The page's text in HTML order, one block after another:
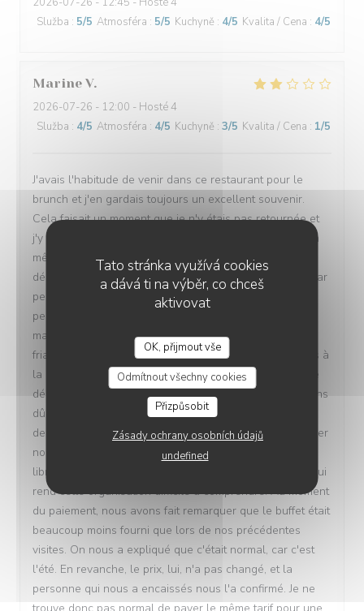
Tato stránka využívá cookies
a dává ti na výběr, co chceš
aktivovat
OK, přijmout vše
Odmítnout všechny cookies
Přizpůsobit
Zásady ochrany osobních údajů
undefined
Služba : 5/5 Atmosféra : 5/5 Kuchyně : 4/5 Kvalita / Cena : 4/5
Marine V
2026-07-26 - 12:00 - Hosté 4
Služba : 4/5 Atmosféra : 4/5 Kuchyně : 3/5 Kvalita / Cena : 1/5
J'avais l'habitude de venir dans ce restaurant pour le
brunch et j'en gardais toujours un excellent souvenir.
Cela faisait un moment que je n'y étais pas retournée et
j'y suis revenue avec plaisir, convaincue d'y retrouver la
même qualité. Malheureusement, cette fois-ci, la
déception a été totale. Pour un brunch à plus de 30 € par
personne, le choix est devenu extrêmement limité : très
peu de salades, très peu de desserts, des gaufres
manifestement industrielles, simplement réchauffées,
friables et sans aucun goût. L'offre n'est clairement plus à
la hauteur du prix demandé. Le service a également été
décevant. Les tables restaient encombrées et nous avons
dû les débarrasser nous-mêmes. Lorsque nous avons
demandé une bouteille d'eau, il nous a été indiqué d'aller
nous servir. Je peux comprendre un fonctionnement en
libre-service, mais le restaurant était presque vide, ce qui
rend cette organisation difficile à comprendre. Au moment
du paiement, nous avons fait remarquer que le buffet était
beaucoup moins fourni que lors de nos précédentes
visites. On nous a expliqué que c'était normal, car c'est
l'été. En revanche, le prix, lui, n'a pas changé, et la
personne qui nous a encaissés nous l'a confirmé. Je ne